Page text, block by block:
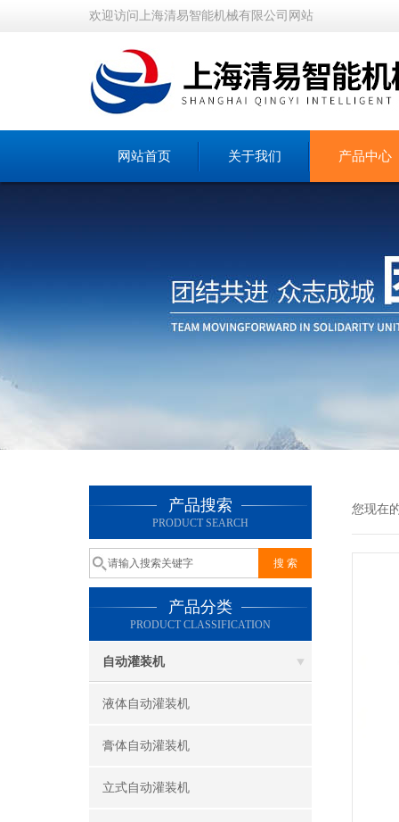
欢迎访问上海清易智能机械有限公司网站
网站首页 关于我们 产品中心
产品搜索
PRODUCT SEARCH
产品分类
PRODUCT CLASSIFICATION
自动灌装机
液体自动灌装机
膏体自动灌装机
立式自动灌装机
您现在